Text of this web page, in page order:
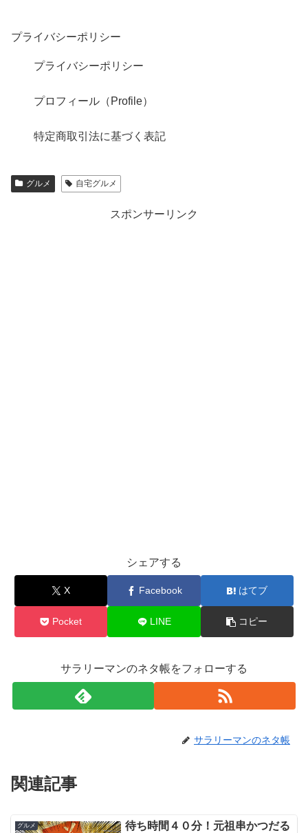
プライバシーポリシー
プライバシーポリシー
プロフィール（Profile）
特定商取引法に基づく表記
グルメ 自宅グルメ
スポンサーリンク
シェアする
X Facebook はてブ
Pocket LINE コピー
サラリーマンのネタ帳をフォローする
サラリーマンのネタ帳
関連記事
グルメ
待ち時間４０分！元祖串かつだる